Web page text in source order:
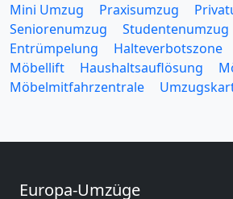
Mini Umzug
Praxisumzug
Seniorenumzug
Studentenumzug
Entrümpelung
Halteverbotszone
Möbellift
Haushaltsauflösung
Möbelmitfahrzentrale
Europa-Umzüge